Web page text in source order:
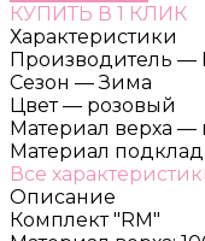
КУПИТЬ В 1 КЛИК
Характеристики
Производитель —
Сезон — Зима
Цвет — розовый
Материал верха —
Материал
Все
Описание
Комплект "RM"